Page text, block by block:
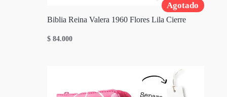
Agotado
Biblia Reina Valera 1960 Flores Lila Cierre
$ 84.000